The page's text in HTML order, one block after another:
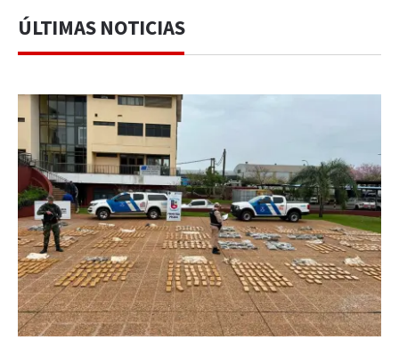
ÚLTIMAS NOTICIAS